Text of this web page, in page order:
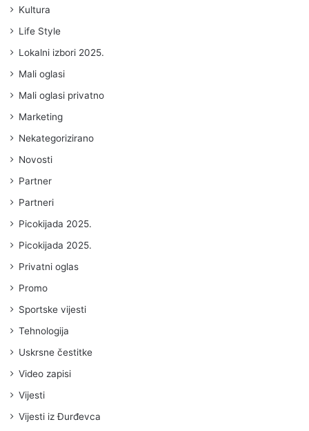
Kultura
Life Style
Lokalni izbori 2025.
Mali oglasi
Mali oglasi privatno
Marketing
Nekategorizirano
Novosti
Partner
Partneri
Picokijada 2025.
Picokijada 2025.
Privatni oglas
Promo
Sportske vijesti
Tehnologija
Uskrsne čestitke
Video zapisi
Vijesti
Vijesti iz Đurđevca